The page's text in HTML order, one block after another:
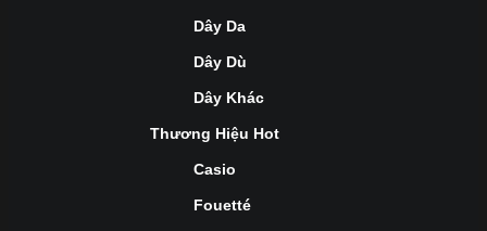
Dây Da
Dây Dù
Dây Khác
Thương Hiệu Hot
Casio
Fouetté